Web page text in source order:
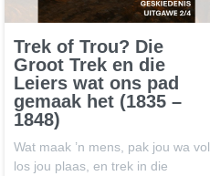
Trek of Trou? Die
Groot Trek en die
Leiers wat ons pad
gemaak het (1835 –
1848)
Wat maak ’n mens, pak jou wa vol,
los jou plaas, en trek in die